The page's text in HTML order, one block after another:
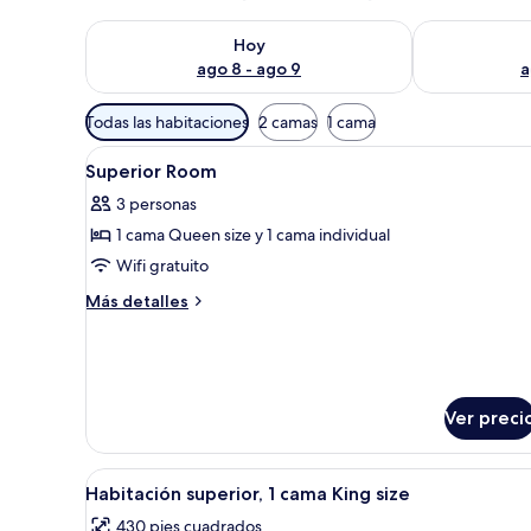
Hoy
ago 8 - ago 9
Consulta la disponibilidad para hoy ago 8 - ago 9
Consulta la
Filtros
disponibles
para
habitaciones
Todas las habitaciones 2 camas 1 cama
Abrir
todas
las
fotos
de
Superior
Minibar, caja de seguridad en
3
Superior Room
3 personas
1 cama Queen size y 1 cama individual
Wifi gratuito
Más detalles
Más
Ver
Abrir
todas
Una cama bien hecha con
3
Habitación superior, 1 cama King size
430 pies cuadrados